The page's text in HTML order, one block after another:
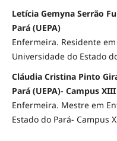
Letícia Gemyna Serrão
Pará (UEPA)
Enfermeira. Residente
Universidade do Estado
Cláudia Cristina Pinto
Pará (UEPA)- Campus
Enfermeira. Mestre em
Estado do Pará- Campus